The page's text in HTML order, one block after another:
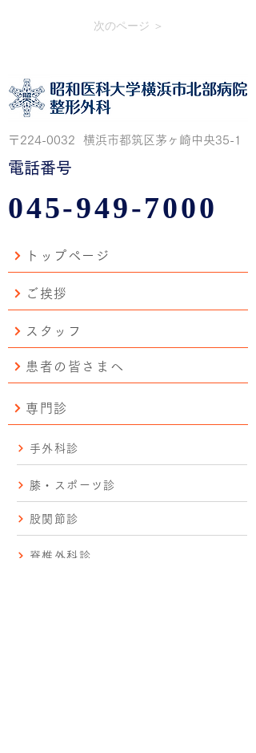
次のページ ＞
〒224-0032 横浜市都筑区茅ヶ崎中央35-1
電話番号
045-949-7000
トップページ
ご挨拶
スタッフ
患者の皆さまへ
専門診
手外科診
膝・スポーツ診
股関節診
脊椎外科診